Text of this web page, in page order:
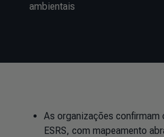
ambientais
As organizações confirmam
ESRS, com mapeamento